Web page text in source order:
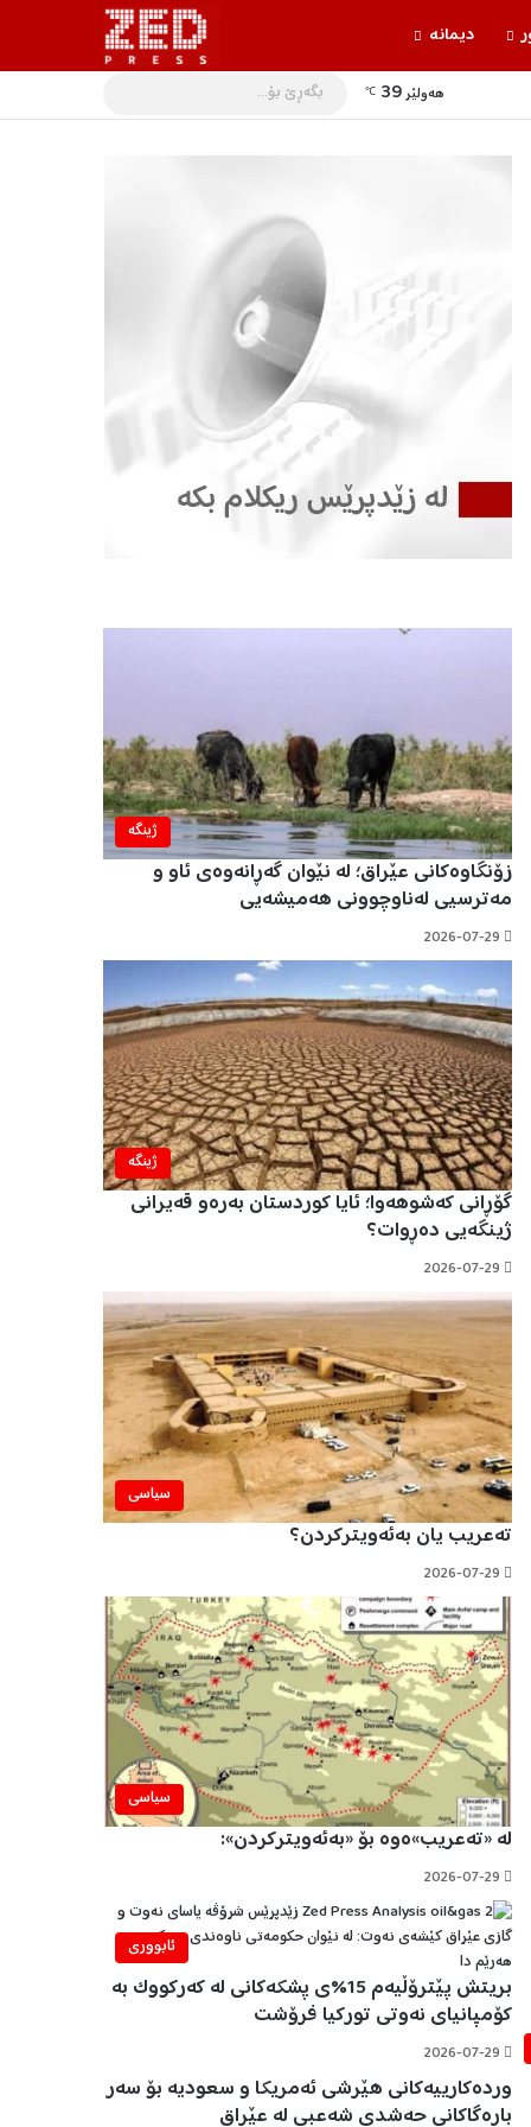
دیمانه‌
هه‌ولێر39
℃
ژینگه‌
زۆنگاوەکانی عێراق؛ لە نێوان گەڕانەوەی ئاو و
مەترسیی لەناوچوونی هەمیشەیی
2026-07-29
ژینگه‌
گۆڕانی کەشوهەوا؛ ئایا کوردستان بەرەو قەیرانی
ژینگەیی دەڕوات؟
2026-07-29
سیاسی
تەعریب یان بەئەویترکردن؟
2026-07-29
سیاسی
لە «تەعریب»ەوە بۆ «بەئەویترکردن»:
2026-07-29
ئابووری
بریتش پێترۆڵیەم 15%ی پشکەکانی لە کەرکووک بە
کۆمپانیای نەوتی تورکیا فرۆشت
2026-07-29
وردەکارییەکانی هێرشی ئەمریکا و سعودیە بۆ سەر
بارەگاکانی حەشدی شەعبی لە عێراق